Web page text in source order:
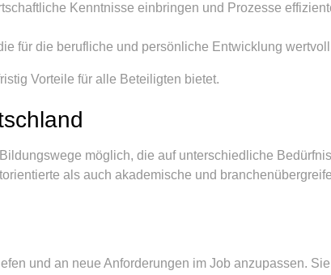
Kenntnisse einbringen und Prozesse
für die berufliche und persönliche Entwicklung
Vorteile für alle Beteiligten bietet.
möglich, die auf unterschiedliche
als auch akademische und
und an neue Anforderungen im Job anzupassen.